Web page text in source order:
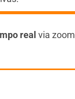
real via zoom